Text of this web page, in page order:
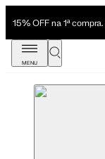
15% OFF na 1ª
MENU